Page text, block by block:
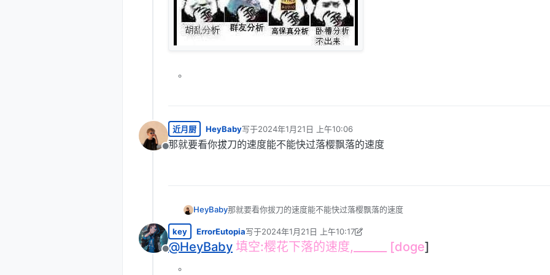
离线
近月厨 HeyBaby写于2024年1月21日 上午10:06
最后由 编辑
那就要看你拔刀的速度能不能快过落樱飘落的速度
HeyBaby那就要看你拔刀的速度能不能快过落樱飘落的速度
离线
key ErrorEutopia写于2024年1月21日 上午10:17
最后由 ErrorEutopia 编辑2024年1月21日 上午4:18
@HeyBaby 填空:樱花下落的速度,______ [doge]